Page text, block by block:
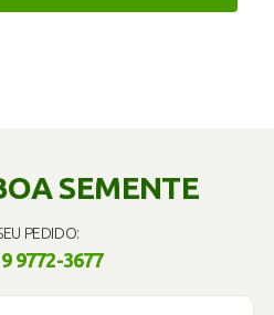
SEMENTE
PEDIDO:
9772-3677